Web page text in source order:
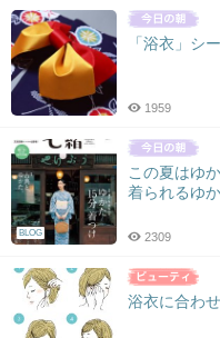
「浴衣」シ
1959
BLOG
この夏はゆ
着られるゆ
2309
浴衣に合わ